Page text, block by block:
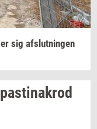
sig af­slut­nin­gen
pa­stina­krod